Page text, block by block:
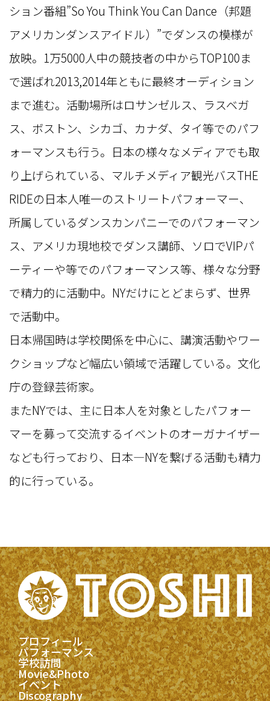
ション番組”So You Think You Can Dance（邦題
アメリカンダンスアイドル）”でダンスの模様が
放映。1万5000人中の競技者の中からTOP100ま
で選ばれ2013,2014年ともに最終オーディション
まで進む。活動場所はロサンゼルス、ラスベガ
ス、ボストン、シカゴ、カナダ、タイ等でのパフ
ォーマンスも行う。日本の様々なメディアでも取
り上げられている、マルチメディア観光バスTHE
RIDEの日本人唯一のストリートパフォーマー、
所属しているダンスカンパニーでのパフォーマン
ス、アメリカ現地校でダンス講師、ソロでVIPパ
ーティーや等でのパフォーマンス等、様々な分野
で精力的に活動中。NYだけにとどまらず、世界
で活動中。
日本帰国時は学校関係を中心に、講演活動やワー
クショップなど幅広い領域で活躍している。文化
庁の登録芸術家。
またNYでは、主に日本人を対象としたパフォー
マーを募って交流するイベントのオーガナイザー
なども行っており、日本—NYを繋げる活動も精力
的に行っている。
プロフィール
パフォーマンス
学校訪問
Movie&Photo
イベント
Discography